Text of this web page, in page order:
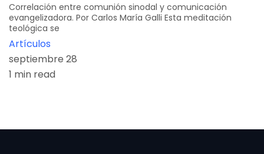
Correlación entre comunión sinodal y comunicación
evangelizadora. Por Carlos María Galli Esta meditación
teológica se
Artículos
septiembre 28
1 min read